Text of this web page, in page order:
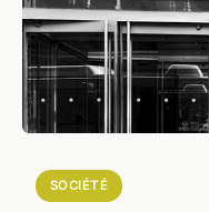
SOCIÉTÉ